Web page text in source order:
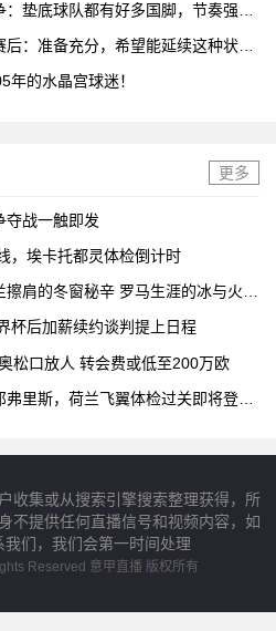
垫底球队都有好多国脚，节奏强度
：准备充分，希望能延续这种状
的水晶宫球迷！
更多
夺战一触即发
，埃卡托都灵体检倒计时
肩的冬窗秘辛 罗马生涯的冰与火之
杯后加薪续约谈判提上日程
松口放人 转会费或低至200万欧
里斯，荷兰飞翼体检过关即将登陆
收集或从搜索引擎搜索整理获得，所
不提供任何直播信号和视频内容，如
们，我们会第一时间处理
Reserved 意甲直播 版权所有